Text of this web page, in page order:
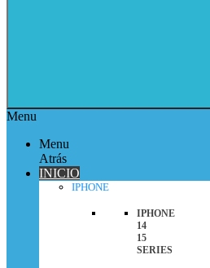
Menu
Menu
Atrás
INICIO
IPHONE
IPHONE
14
15
SERIES